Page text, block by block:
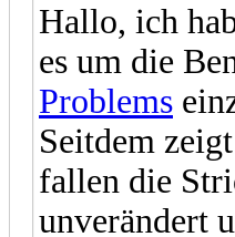
Hallo, ich
es um die
Problems
Seitdem
fallen die
unverändert